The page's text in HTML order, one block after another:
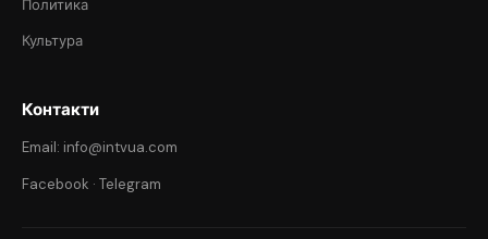
Политика
Культура
Контакти
Email: info@intvua.com
Facebook · Telegram